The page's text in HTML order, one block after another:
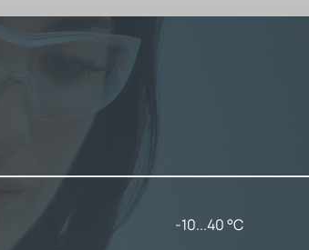
-10...40 °C